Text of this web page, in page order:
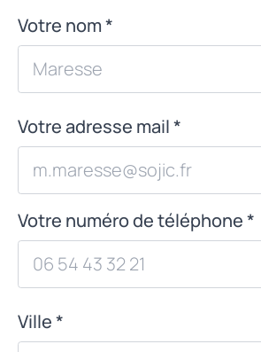
Votre nom *
Votre adresse mail *
Votre numéro de téléphone *
Ville *